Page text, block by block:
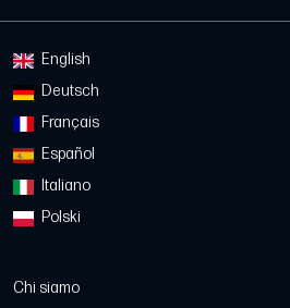
English
Deutsch
Français
Español
Italiano
Polski
Chi siamo